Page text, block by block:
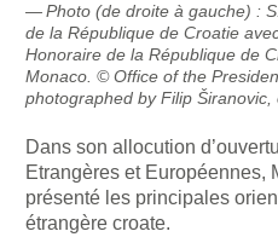
Photo (de droite à gauche) :
de la République de Croatie
Honoraire de la République de
Monaco. © Office of the
photographed by Filip
Dans son allocution
Etrangères et Européennes,
présenté les principales
étrangère croate.